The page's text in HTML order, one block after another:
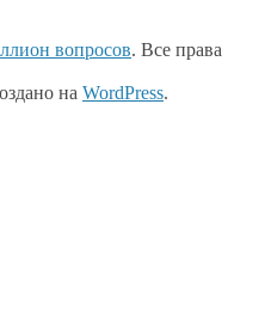
вопросов. Все права
на WordPress.